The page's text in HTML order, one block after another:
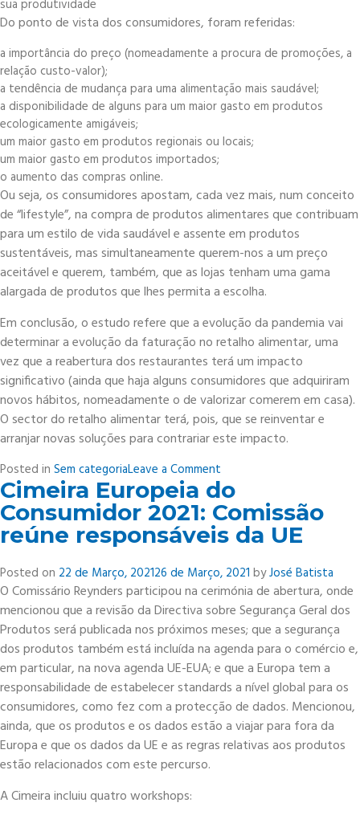
sua produtividade
Do ponto de vista dos consumidores, foram referidas:
a importância do preço (nomeadamente a procura de promoções, a
relação custo-valor);
a tendência de mudança para uma alimentação mais saudável;
a disponibilidade de alguns para um maior gasto em produtos
ecologicamente amigáveis;
um maior gasto em produtos regionais ou locais;
um maior gasto em produtos importados;
o aumento das compras online.
Ou seja, os consumidores apostam, cada vez mais, num conceito
de “lifestyle”, na compra de produtos alimentares que contribuam
para um estilo de vida saudável e assente em produtos
sustentáveis, mas simultaneamente querem-nos a um preço
aceitável e querem, também, que as lojas tenham uma gama
alargada de produtos que lhes permita a escolha.
Em conclusão, o estudo refere que a evolução da pandemia vai
determinar a evolução da faturação no retalho alimentar, uma
vez que a reabertura dos restaurantes terá um impacto
significativo (ainda que haja alguns consumidores que adquiriram
novos hábitos, nomeadamente o de valorizar comerem em casa).
O sector do retalho alimentar terá, pois, que se reinventar e
arranjar novas soluções para contrariar este impacto.
Posted in Sem categoriaLeave a Comment
Disrupção
e
Incerteza:
o
do
Retalho
Alimentar
em
2021
Cimeira Europeia do
Consumidor 2021: Comissão
reúne responsáveis da UE
Posted on 22 de Março, 202126 de Março, 2021 byJosé Batista
O Comissário Reynders participou na cerimónia de abertura, onde
mencionou que a revisão da Directiva sobre Segurança Geral dos
Produtos será publicada nos próximos meses; que a segurança
dos produtos também está incluída na agenda para o comércio e,
em particular, na nova agenda UE-EUA; e que a Europa tem a
responsabilidade de estabelecer standards a nível global para os
consumidores, como fez com a protecção de dados. Mencionou,
ainda, que os produtos e os dados estão a viajar para fora da
Europa e que os dados da UE e as regras relativas aos produtos
estão relacionados com este percurso.
A Cimeira incluiu quatro workshops: